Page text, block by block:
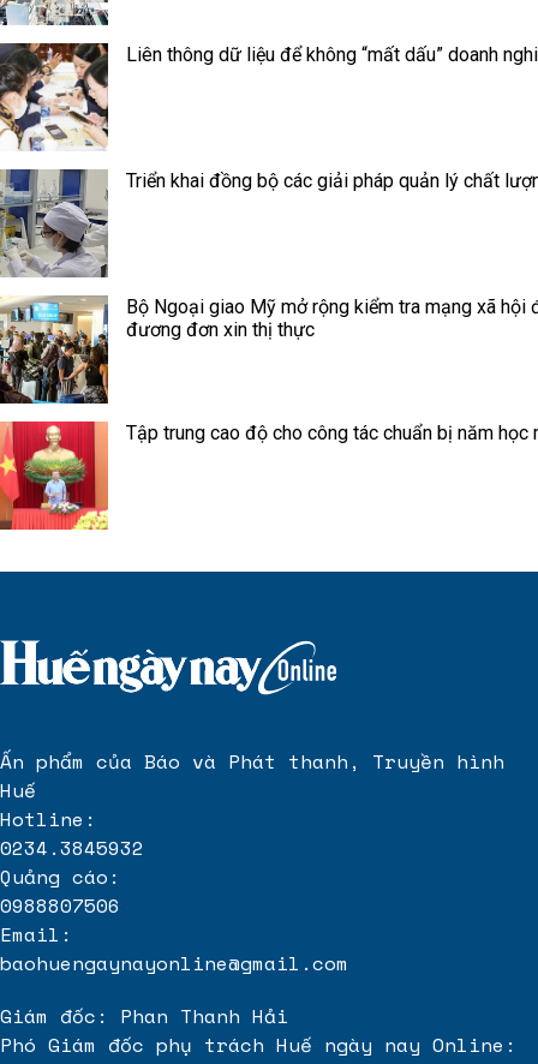
Liên thông dữ liệu để không “mất dấu” doanh
Triển khai đồng bộ các giải pháp quản lý chất
Bộ Ngoại giao Mỹ mở rộng kiểm tra mạng xã hội
đương đơn xin thị thực
Tập trung cao độ cho công tác chuẩn bị năm học
Ấn phẩm của Báo và Phát thanh, Truyền hình
Huế
Hotline:
0234.3845932
Quảng cáo:
0988807506
Email:
baohuengaynayonline@gmail.com
Giám đốc: Phan Thanh Hải
Phó Giám đốc phụ trách Huế ngày nay Online: